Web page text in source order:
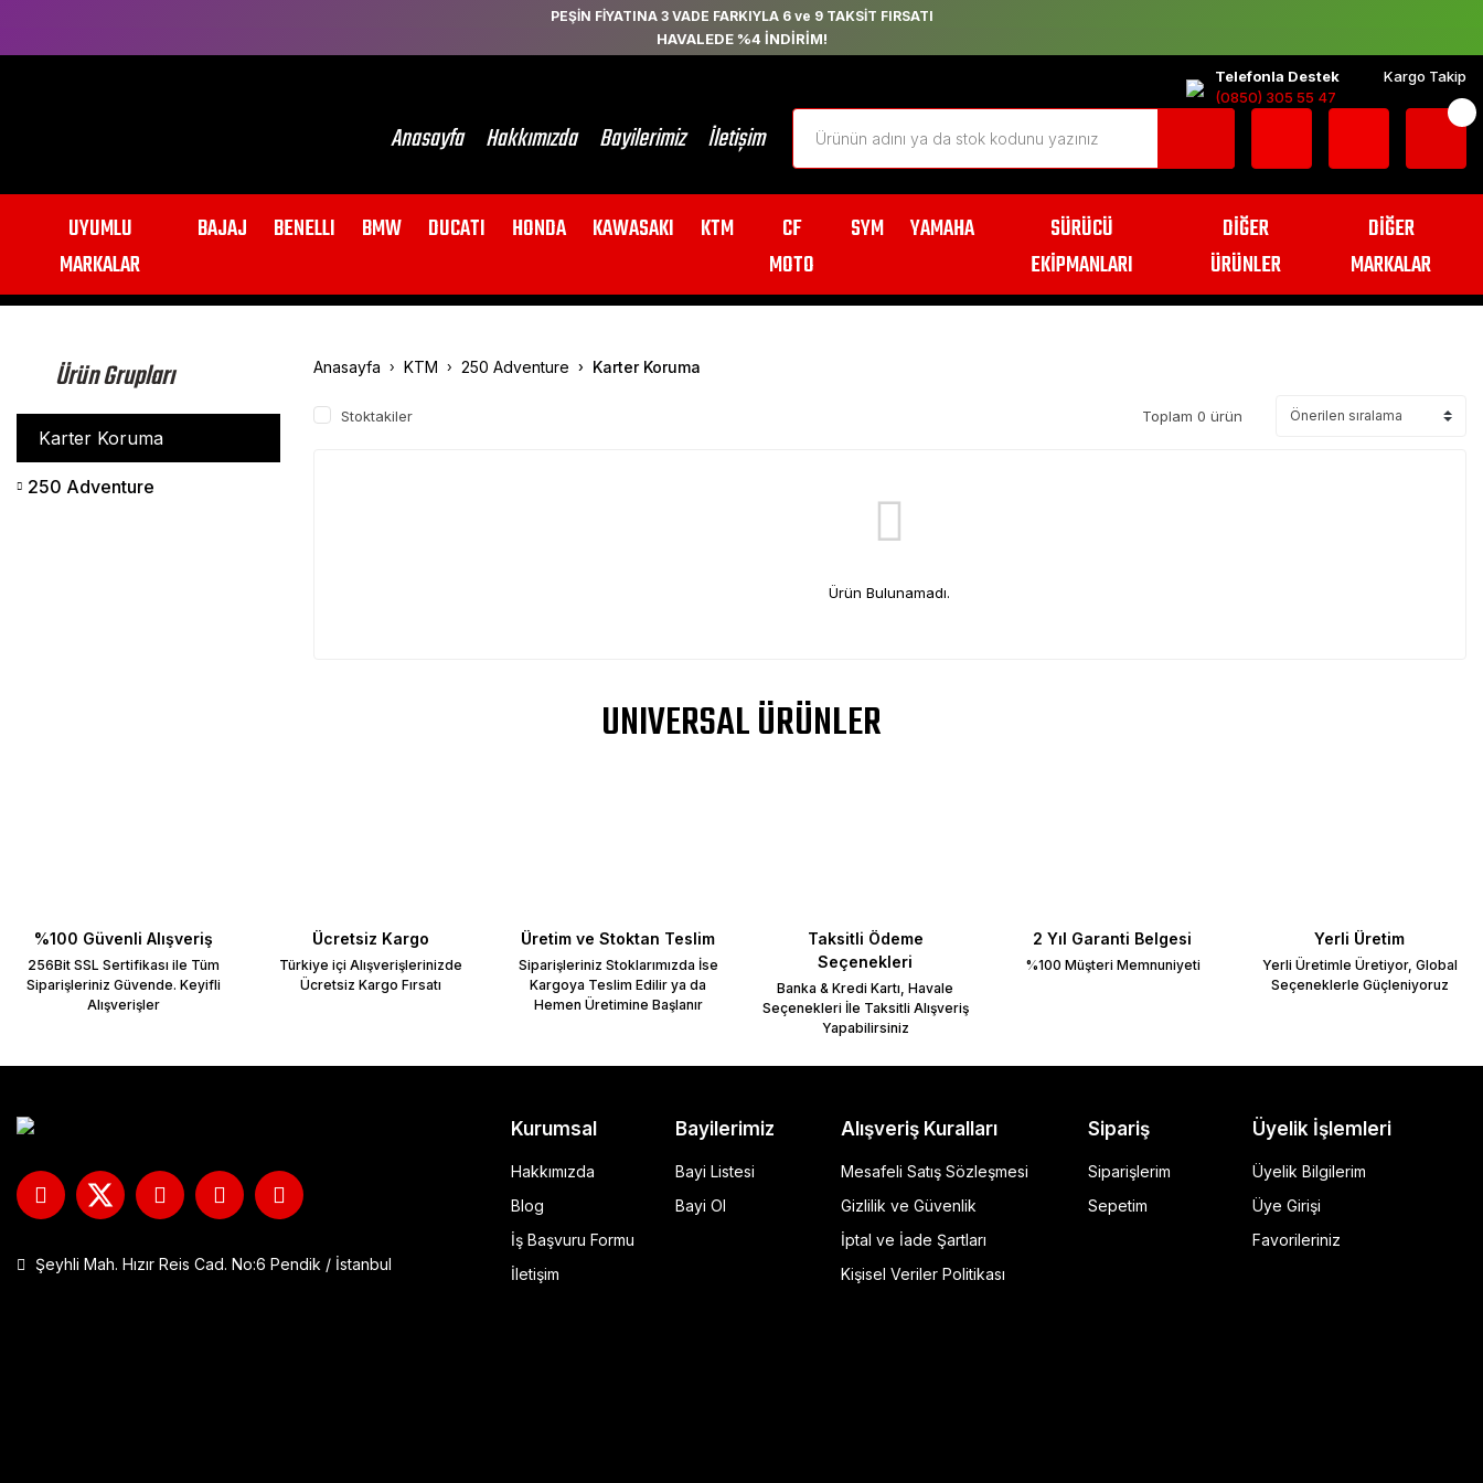
PEŞİN FİYATINA 3 VADE FARKIYLA 6 ve 9 TAKSİT FIRSATI
HAVALEDE %4 İNDİRİM!
Telefonla Destek
(0850) 305 55 47
Kargo Takip
Anasayfa Hakkımızda Bayilerimiz İletişim
UYUMLU
MARKALAR
BAJAJ BENELLI BMW DUCATI HONDA KAWASAKI KTM
CF
MOTO
SYM YAMAHA
SÜRÜCÜ
EKİPMANLARI
DİĞER
ÜRÜNLER
DİĞER
MARKALAR
Ürün Grupları
Karter Koruma
250 Adventure
Anasayfa KTM 250 Adventure Karter Koruma
Stoktakiler Toplam 0 ürün
Ürün Bulunamadı.
UNIVERSAL ÜRÜNLER
GP Kompozit Universal 45 lt Plastik Motosiklet Çantası Siyah
%100 Güvenli Alışveriş
256Bit SSL Sertifikası ile Tüm
Siparişleriniz Güvende. Keyifli
Alışverişler
Ücretsiz Kargo
Türkiye içi Alışverişlerinizde
Ücretsiz Kargo Fırsatı
Üretim ve Stoktan Teslim
Siparişleriniz Stoklarımızda İse
Kargoya Teslim Edilir ya da
Hemen Üretimine Başlanır
Taksitli Ödeme
Seçenekleri
Banka & Kredi Kartı, Havale
Seçenekleri İle Taksitli Alışveriş
Yapabilirsiniz
2 Yıl Garanti Belgesi
%100 Müşteri Memnuniyeti
Yerli Üretim
Yerli Üretimle Üretiyor, Global
Seçeneklerle Güçleniyoruz
Şeyhli Mah. Hızır Reis Cad. No:6 Pendik / İstanbul
Kurumsal
Hakkımızda
Blog
İş Başvuru Formu
İletişim
Bayilerimiz
Bayi Listesi
Bayi Ol
Alışveriş Kuralları
Mesafeli Satış Sözleşmesi
Gizlilik ve Güvenlik
İptal ve İade Şartları
Kişisel Veriler Politikası
Sipariş
Siparişlerim
Sepetim
Üyelik İşlemleri
Üyelik Bilgilerim
Üye Girişi
Favorileriniz